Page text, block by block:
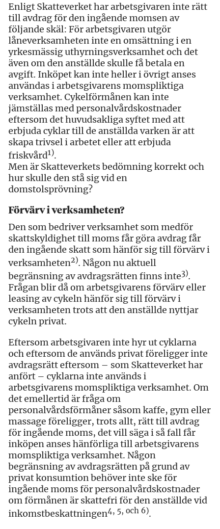
Enligt Skatteverket har arbetsgivaren inte rätt
till avdrag för den ingående momsen av
följande skäl: För arbetsgivaren utgör
låneverksamheten inte en omsättning i en
yrkesmässig uthyrningsverksamhet och det
även om den anställde skulle få betala en
avgift. Inköpet kan inte heller i övrigt anses
användas i arbetsgivarens momspliktiga
verksamhet. Cykelförmånen kan inte
jämställas med personalvårdskostnader
eftersom det huvudsakliga syftet med att
erbjuda cyklar till de anställda varken är att
skapa trivsel i arbetet eller att erbjuda
friskvård1).
Men är Skatteverkets bedömning korrekt och
hur skulle den stå sig vid en
domstolsprövning?
Förvärv i verksamheten?
Den som bedriver verksamhet som medför
skattskyldighet till moms får göra avdrag får
den ingående skatt som hänför sig till förvärv i
verksamheten2). Någon nu aktuell
begränsning av avdragsrätten finns inte3).
Frågan blir då om arbetsgivarens förvärv eller
leasing av cykeln hänför sig till förvärv i
verksamheten trots att den anställde nyttjar
cykeln privat.
Eftersom arbetsgivaren inte hyr ut cyklarna
och eftersom de används privat föreligger inte
avdragsrätt eftersom – som Skatteverket har
anfört – cyklarna inte används i
arbetsgivarens momspliktiga verksamhet. Om
det emellertid är fråga om
personalvårdsförmåner såsom kaffe, gym eller
massage föreligger, trots allt, rätt till avdrag
för ingående moms, det vill säga i så fall får
inköpen anses hänförliga till arbetsgivarens
momspliktiga verksamhet. Någon
begränsning av avdragsrätten på grund av
privat konsumtion behöver inte ske för
ingående moms för personalvårdskostnader
om förmånen är skattefri för den anställde vid
inkomstbeskattningen4, 5, och 6).